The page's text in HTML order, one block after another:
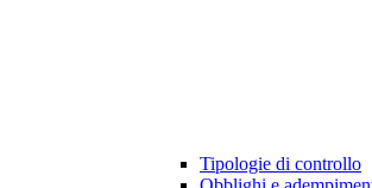
Tipologie di controllo